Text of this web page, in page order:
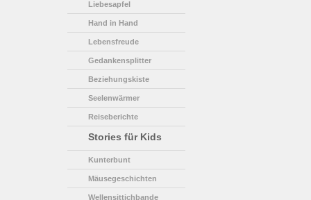
Liebesapfel
Hand in Hand
Lebensfreude
Gedankensplitter
Beziehungskiste
Seelenwärmer
Reiseberichte
Stories für Kids
Kunterbunt
Mäusegeschichten
Wellensittichbande